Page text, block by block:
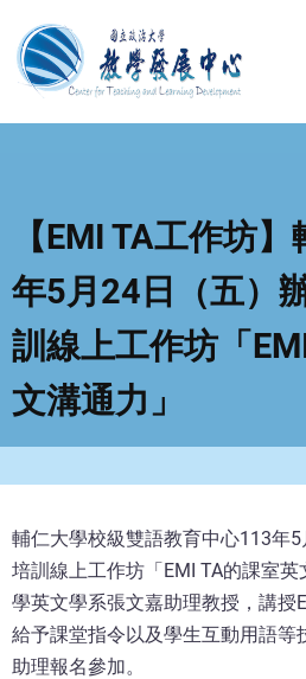
至
主
【EMI TA工作坊
年5月24日（五）
訓線上工作坊「
文溝通力」
輔仁大學校級雙語教育中心113年
培訓線上工作坊「EMI TA的課室
學英文學系張文嘉助理教授，講授
給予課堂指令以及學生互動用語等
助理報名參加。